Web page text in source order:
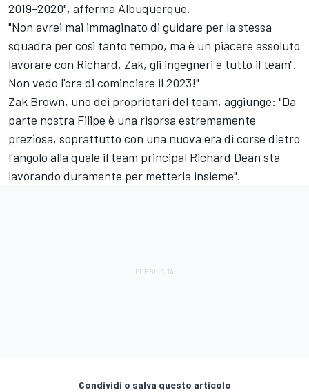
2019-2020", afferma Albuquerque.
"Non avrei mai immaginato di guidare per la stessa
squadra per così tanto tempo, ma è un piacere assoluto
lavorare con Richard, Zak, gli ingegneri e tutto il team".
Non vedo l'ora di cominciare il 2023!"
Zak Brown, uno dei proprietari del team, aggiunge: "Da
parte nostra Filipe è una risorsa estremamente
preziosa, soprattutto con una nuova era di corse dietro
l'angolo alla quale il team principal Richard Dean sta
lavorando duramente per metterla insieme".
Condividi o salva questo articolo